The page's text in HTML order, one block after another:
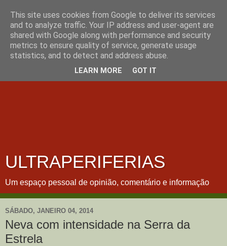
ULTRAPERIFERIAS
Um espaço pessoal de opinião, comentário e informação
SÁBADO, JANEIRO 04, 2014
Neva com intensidade na Serra da
Estrela
This site uses cookies from Google to deliver its services
and to analyze traffic. Your IP address and user-agent are
shared with Google along with performance and security
metrics to ensure quality of service, generate usage
statistics, and to detect and address abuse.
LEARN MORE GOT IT